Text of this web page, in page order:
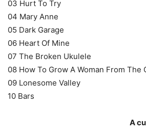
03 Hurt To Try
04 Mary Anne
05 Dark Garage
06 Heart Of Mine
07 The Broken Ukulele
08 How To Grow A Woman From The
09 Lonesome Valley
10 Bars
A